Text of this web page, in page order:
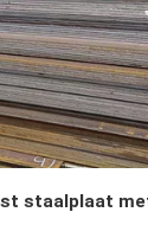
staalplaat